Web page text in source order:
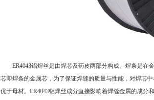
ER4043铝焊丝是由焊芯及药皮两部分构成。焊条是在
芯即焊条的金属芯，为了保证焊缝的质量与性能，对焊芯
优于母材。 ER4043铝焊丝成分直接影响着焊缝金属的成分